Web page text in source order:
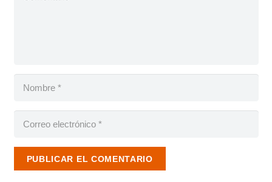
PUBLICAR EL COMENTARIO